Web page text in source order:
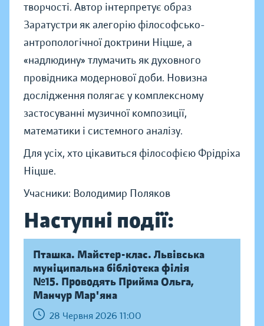
творчості. Автор інтерпретує образ
Заратустри як алегорію філософсько-
антропологічної доктрини Ніцше, а
«надлюдину» тлумачить як духовного
провідника модернової доби. Новизна
дослідження полягає у комплексному
застосуванні музичної композиції,
математики і системного аналізу.
Для усіх, хто цікавиться філософією Фрідріха
Ніцше.
Учасники: Володимир Поляков
Наступні події:
Пташка. Майстер-клас. Львівська
муніципальна бібліотека філія
№15. Проводять Прийма Ольга,
Манчур Мар'яна
28 Червня 2026 11:00